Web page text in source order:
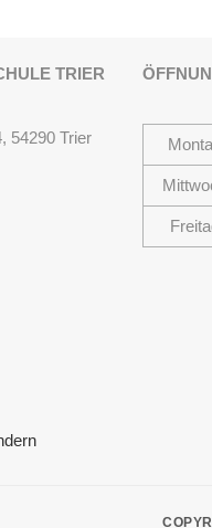
TRIER
54290 Trier